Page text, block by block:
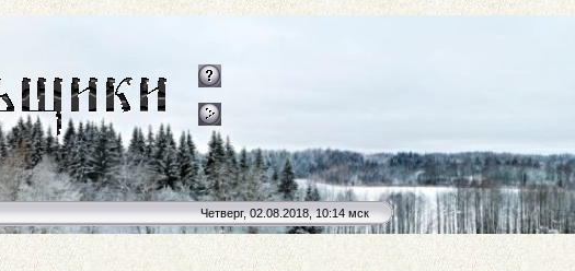
Четверг, 02.08.2018, 10:14 мск